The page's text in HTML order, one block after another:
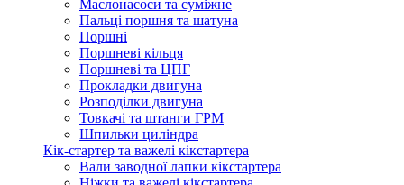
Маслонасоси та суміжне
Пальці поршня та шатуна
Поршні
Поршневі кільця
Поршневі та ЦПГ
Прокладки двигуна
Розподілки двигуна
Товкачі та штанги ГРМ
Шпильки циліндра
Кік-стартер та важелі кікстартера
Вали заводної лапки кікстартера